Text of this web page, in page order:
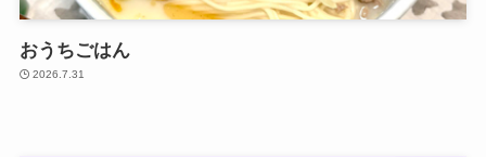
おうちごはん
2026.7.31